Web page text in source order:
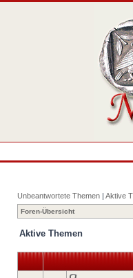
Unbeantwortete Themen | Aktive
Foren-Übersicht
Aktive Themen